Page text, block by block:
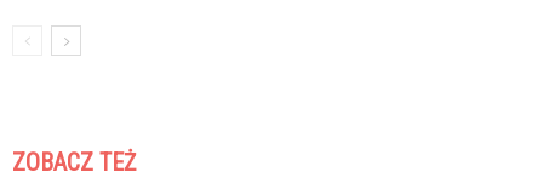
ZOBACZ TEŻ